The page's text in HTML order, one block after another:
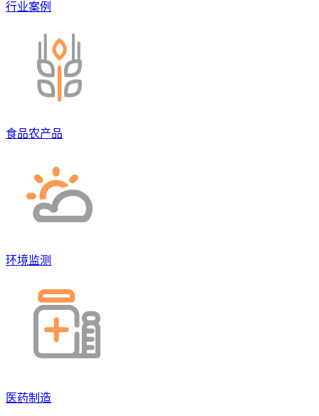
行业案例
食品农产品
环境监测
医药制造